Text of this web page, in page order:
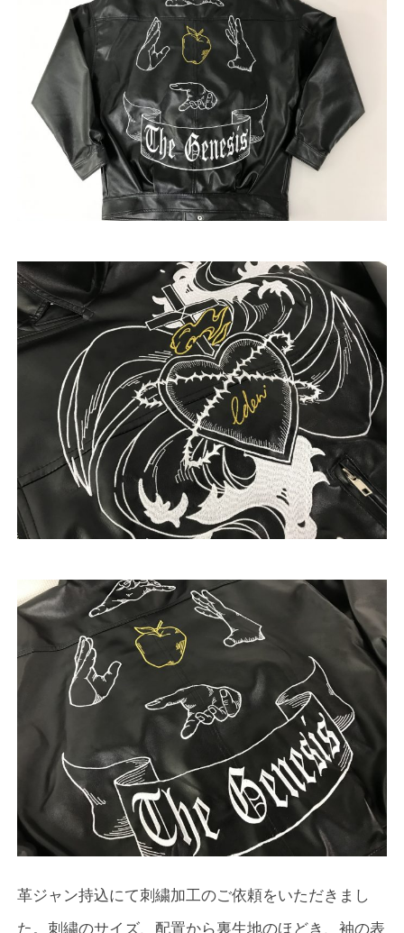
革ジャン持込にて刺繍加工のご依頼をいただきまし
た。刺繍のサイズ、配置から裏生地のほどき、袖の表